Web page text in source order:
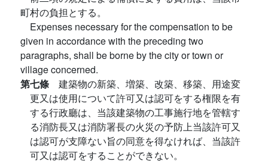
町村の負担とする。
Expenses necessary for the compensation to be
given in accordance with the preceding two
paragraphs, shall be borne by the city or town or
village concerned.
第七條 建築物の新築、増築、改築、移築、用途変
更又は使用について許可又は認可をする権限を有
する行政廳は、当該建築物の工事施行地を管轄す
る消防長又は消防署長の火災の予防上当該許可又
は認可が支障ない旨の同意を得なければ、当該許
可又は認可をすることができない。